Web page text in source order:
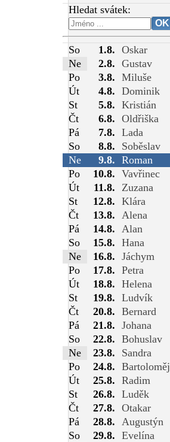
Hledat svátek:
So 1.8. Oskar
Ne
2.8. Gustav
Po
3.8. Miluše
Út
4.8. Dominik
St
5.8. Kristián
Čt
6.8. Oldřiška
Pá
7.8. Lada
So
8.8.
Soběslav
Ne
9.8. Roman
Po
10.8. Vavřinec
Út
11.8.
Zuzana
St
12.8. Klára
Čt
13.8.
Alena
Pá
14.8.
Alan
So
15.8. Hana
Ne
16.8. Jáchym
Po
17.8. Petra
Út
18.8. Helena
St
19.8. Ludvík
Čt
20.8. Bernard
Pá
21.8. Johana
So
22.8. Bohuslav
Ne
23.8.
Sandra
Po
24.8. Bartoloměj
Út
25.8. Radim
St
26.8. Luděk
Čt
27.8. Otakar
Pá
28.8.
Augustýn
So
29.8. Evelína